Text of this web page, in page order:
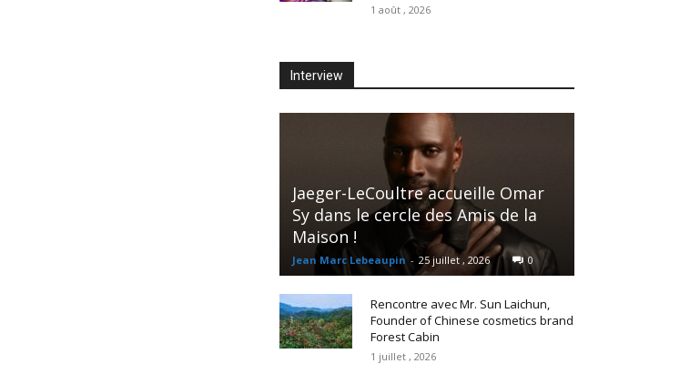
1 août , 2026
Interview
Jaeger-LeCoultre accueille Omar
Sy dans le cercle des Amis de la
Maison !
Jean Marc Lebeaupin - 25 juillet , 2026 0
Rencontre avec Mr. Sun Laichun,
Founder of Chinese cosmetics brand
Forest Cabin
1 juillet , 2026